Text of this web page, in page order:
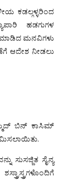
ಕಡಲ್ಗಳ್ಳರಿಂದ
ಹಡಗುಗಳ
ಮಾಡಿದ ಮನವಿಗಳು
ಆದೇಶ ನೀಡಲು
ಬಿನ್ ಕಾಸಿಮ್
ಸುಸಜ್ಜಿತ ಸೈನ್ಯ